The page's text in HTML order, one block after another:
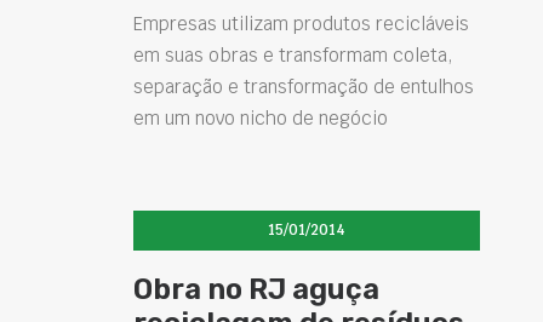
Empresas utilizam produtos recicláveis
em suas obras e transformam coleta,
separação e transformação de entulhos
em um novo nicho de negócio
15/01/2014
Obra no RJ aguça